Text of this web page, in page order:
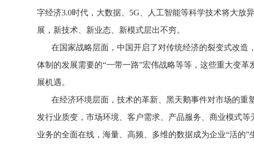
字经济3.0时代，大数据、5G、人工智能等科学技术将大放
展，新技术、新业态、新模式层出不穷。
在国家战略层面，中国开启了对传统经济的裂变式改
体制的发展需要的“一带一路”宏伟战略等等，这些重大变
展机遇。
在经济环境层面，技术的革新、黑天鹅事件对市场的重
发行业质变，市场环境、客户需求、产品服务、商业模式
业务的全面在线，海量、高频、多维的数据成为企业“活的